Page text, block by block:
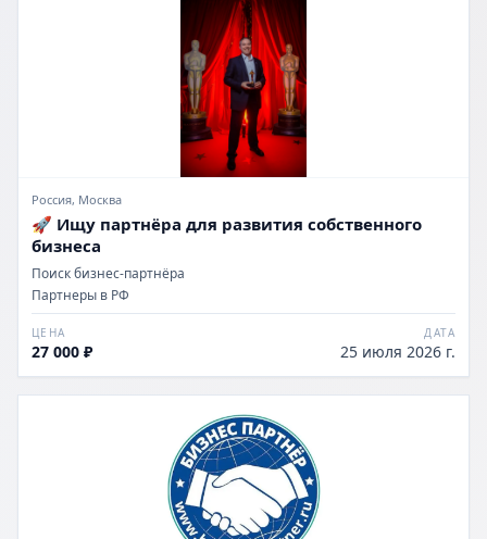
Россия, Москва
🚀 Ищу партнёра для развития собственного
бизнеса
Поиск бизнес-партнёра
Партнеры в РФ
ЦЕНА
27 000 ₽
ДАТА
25 июля 2026 г.